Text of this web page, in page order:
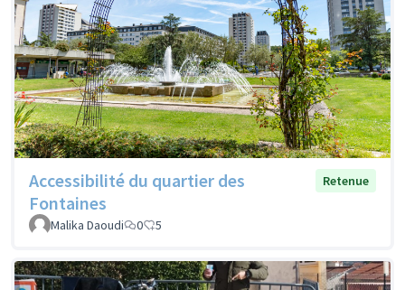
Accessibilité du quartier des
Fontaines
Retenue
Malika Daoudi 0 5